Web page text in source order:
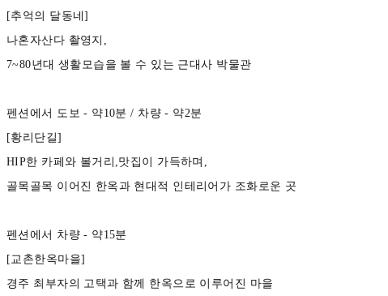
[추억의 달동네]
나혼자산다 촬영지,
7~80년대 생활모습을 볼 수 있는 근대사 박물관
펜션에서 도보 - 약10분 / 차량 - 약2분
[황리단길]
HIP한 카페와 볼거리,맛집이 가득하며,
골목골목 이어진 한옥과 현대적 인테리어가 조화로운 곳
펜션에서 차량 - 약15분
[교촌한옥마을]
경주 최부자의 고택과 함께 한옥으로 이루어진 마을